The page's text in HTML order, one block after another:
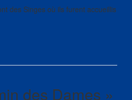
des Singes où ils furent accueillis
des Dames »